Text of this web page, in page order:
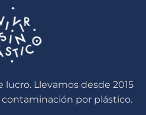
Llevamos desde 2015
por plástico.